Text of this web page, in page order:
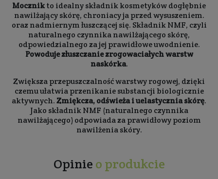
Mocznikto idealny składnik kosmetyków dogłębnie
nawilżający skórę, chroniacy ja przed wysuszeniem.
oraz nadmiernym łuszczącej się. Składnik NMF, czyli
naturalnego czynnika nawilżającego skórę,
odpowiedzialnego za jej prawidłowe uwodnienie.
Powoduje złuszczanie zrogowaciałych warstw
naskórka.
Zwiększa przepuszczalność warstwy rogowej, dzięki
czemu ułatwia przenikanie substancji biologicznie
aktywnych.Zmiękcza, odświeża i uelastycznia skórę.
Jako składnik NMF (naturalnego czynnika
nawilżającego) odpowiada za prawidłowy poziom
nawilżenia skóry.
Opinie o produkcie